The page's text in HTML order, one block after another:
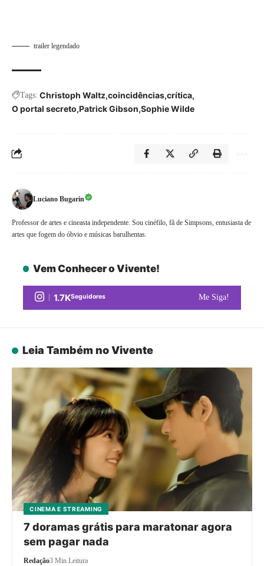
trailer legendado
Tags: Christoph Waltz coincidências crítica
O portal secreto Patrick Gibson Sophie Wilde
Luciano Bugarin
Professor de artes e cineasta independente. Sou cinéfilo, fã de Simpsons, entusiasta de
artes que fogem do óbvio e músicas barulhentas.
Vem Conhecer o Vivente!
1.7KSeguidores Me Siga!
Leia Também no Vivente
CINEMA E STREAMING
7 doramas grátis para maratonar agora
sem pagar nada
Redação3 Min Leitura